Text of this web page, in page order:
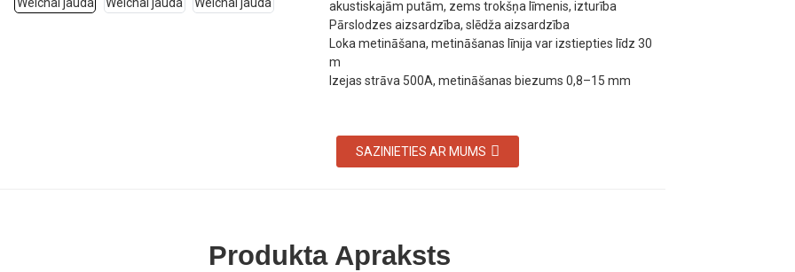
akustiskajām putām, zems trokšņa līmenis, izturība
Pārslodzes aizsardzība, slēdža aizsardzība
Loka metināšana, metināšanas līnija var izstiepties līdz 30
m
Izejas strāva 500A, metināšanas biezums 0,8–15 mm
SAZINIETIES AR MUMS
Produkta Apraksts